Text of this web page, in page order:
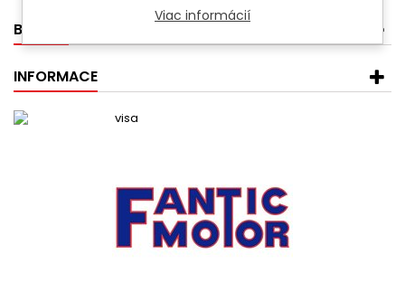
BANNER
INFORMACE
Viac informácií